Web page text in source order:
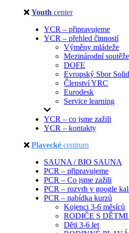
Youth center
YCR – připravujeme
YCR – přehled činností
Výměny mládeže
Mezinárodní soutěže
DOFE
Evropský Sbor
Členství YRC
Eurodesk
Service learning
YCR – co jsme zažili
YCR – kontakty
Plavecké centrum
SAUNA / BIO SAUNA
PCR – připravujeme
PCR – Co jsme zažili
PCR – rozvrh v google
PCR – nabídka kurzů
Kojenci 3-6 měsíců
RODIČE S DĚTMI
Děti 3-6 let